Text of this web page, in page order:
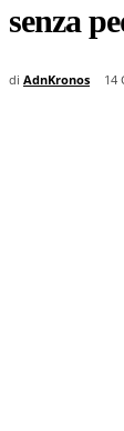
senza
di AdnKronos 14